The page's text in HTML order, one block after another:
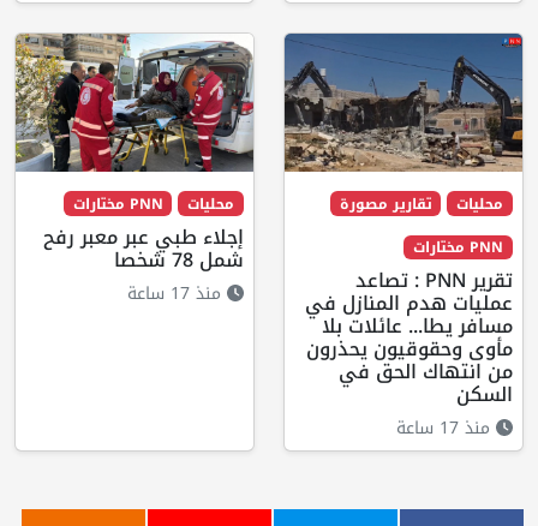
محليات
تقارير مصورة
PNN مختارات
تقرير PNN : تصاعد
عمليات هدم المنازل في
مسافر يطا... عائلات بلا
مأوى وحقوقيون يحذرون
من انتهاك الحق في
السكن
منذ 17 ساعة
محليات PNN مختارات
إجلاء طبي عبر معبر رفح
شمل 78 شخصا
منذ 17 ساعة